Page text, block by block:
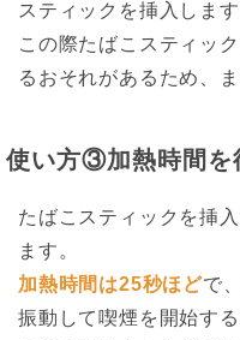
スティックを挿入します
この際たばこスティッ
るおそれがあるため、
使い方③加熱時間を
たばこスティックを挿
ます。
加熱時間は25秒ほどで
振動して喫煙を開始す